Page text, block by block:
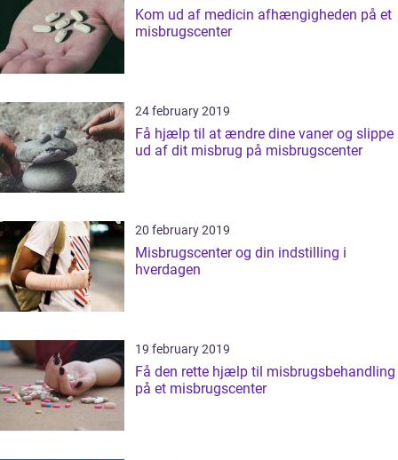
Kom ud af medicin afhængigheden på et
misbrugscenter
24 february 2019
Få hjælp til at ændre dine vaner og slippe
ud af dit misbrug på misbrugscenter
20 february 2019
Misbrugscenter og din indstilling i
hverdagen
19 february 2019
Få den rette hjælp til misbrugsbehandling
på et misbrugscenter